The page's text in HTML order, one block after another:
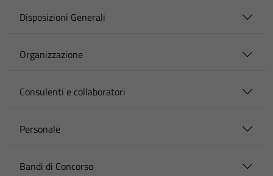
Disposizioni Generali
Organizzazione
Consulenti e collaboratori
Personale
Bandi di Concorso